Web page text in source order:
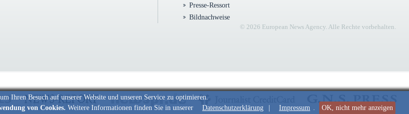
Ihren Besuch auf unserer Website und unseren Service zu optimieren.
von Cookies. Weitere Informationen finden Sie in unserer Datenschutzerklärung Impressum . OK, nicht mehr anzeigen
Presse-Ressort
Bildnachweise
© 2026 European News Agency. Alle Rechte vorbehalten.